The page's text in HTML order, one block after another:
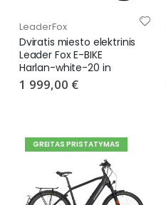
LeaderFox
Dviratis miesto elektrinis
Leader Fox E-BIKE
Harlan-white-20 in
1 999,00 €
GREITAS PRISTATYMAS